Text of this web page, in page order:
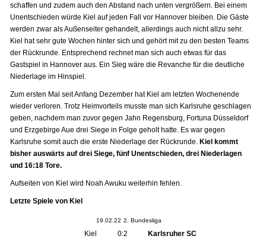
schaffen und zudem auch den Abstand nach unten vergrößern. Bei einem
Unentschieden würde Kiel auf jeden Fall vor Hannover bleiben. Die Gäste
werden zwar als Außenseiter gehandelt, allerdings auch nicht allzu sehr.
Kiel hat sehr gute Wochen hinter sich und gehört mit zu den besten Teams
der Rückrunde. Entsprechend rechnet man sich auch etwas für das
Gastspiel in Hannover aus. Ein Sieg wäre die Revanche für die deutliche
Niederlage im Hinspiel.
Zum ersten Mal seit Anfang Dezember hat Kiel am letzten Wochenende
wieder verloren. Trotz Heimvorteils musste man sich Karlsruhe geschlagen
geben, nachdem man zuvor gegen Jahn Regensburg, Fortuna Düsseldorf
und Erzgebirge Aue drei Siege in Folge geholt hatte. Es war gegen
Karlsruhe somit auch die erste Niederlage der Rückrunde. Kiel kommt
bisher auswärts auf drei Siege, fünf Unentschieden, drei Niederlagen
und 16:18 Tore.
Aufseiten von Kiel wird Noah Awuku weiterhin fehlen.
Letzte Spiele von Kiel
19.02.22 2. Bundesliga
Kiel 0:2 Karlsruher SC